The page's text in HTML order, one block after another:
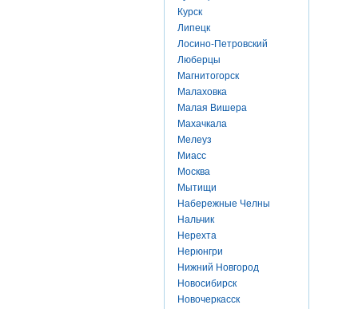
Курск
Липецк
Лосино-Петровский
Люберцы
Магнитогорск
Малаховка
Малая Вишера
Махачкала
Мелеуз
Миасс
Москва
Мытищи
Набережные Челны
Нальчик
Нерехта
Нерюнгри
Нижний Новгород
Новосибирск
Новочеркасск